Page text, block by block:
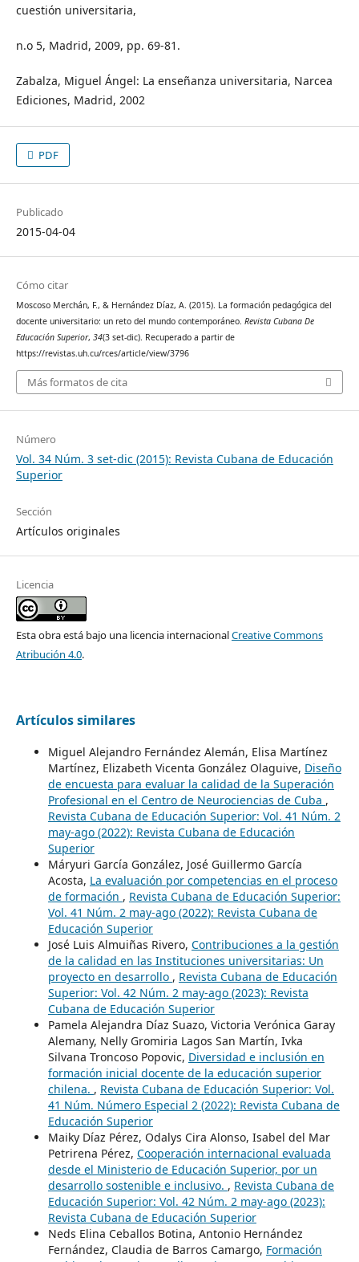
cuestión universitaria,
n.o 5, Madrid, 2009, pp. 69-81.
Zabalza, Miguel Ángel: La enseñanza universitaria, Narcea
Ediciones, Madrid, 2002
PDF
Publicado
2015-04-04
Cómo citar
Moscoso Merchán, F., & Hernández Díaz, A. (2015). La formación pedagógica del
docente universitario: un reto del mundo contemporáneo. Revista Cubana De
Educación Superior, 34(3 set-dic). Recuperado a partir de
https://revistas.uh.cu/rces/article/view/3796
Más formatos de cita
Número
Vol. 34 Núm. 3 set-dic (2015): Revista Cubana de Educación
Superior
Sección
Artículos originales
Licencia
Esta obra está bajo una licencia internacionalCreative Commons
Atribución 4.0.
Artículos similares
Miguel Alejandro Fernández Alemán, Elisa Martínez
Martínez, Elizabeth Vicenta González Olaguive, Diseño
de encuesta para evaluar la calidad de la Superación
Profesional en el Centro de Neurociencias de Cuba ,
Revista Cubana de Educación Superior: Vol. 41 Núm. 2
may-ago (2022): Revista Cubana de Educación
Superior
Máryuri García González, José Guillermo García
Acosta, La evaluación por competencias en el proceso
de formación , Revista Cubana de Educación Superior:
Vol. 41 Núm. 2 may-ago (2022): Revista Cubana de
Educación Superior
José Luis Almuiñas Rivero, Contribuciones a la gestión
de la calidad en las Instituciones universitarias: Un
proyecto en desarrollo , Revista Cubana de Educación
Superior: Vol. 42 Núm. 2 may-ago (2023): Revista
Cubana de Educación Superior
Pamela Alejandra Díaz Suazo, Victoria Verónica Garay
Alemany, Nelly Gromiria Lagos San Martín, Ivka
Silvana Troncoso Popovic, Diversidad e inclusión en
formación inicial docente de la educación superior
chilena. , Revista Cubana de Educación Superior: Vol.
41 Núm. Número Especial 2 (2022): Revista Cubana de
Educación Superior
Maiky Díaz Pérez, Odalys Cira Alonso, Isabel del Mar
Petrirena Pérez, Cooperación internacional evaluada
desde el Ministerio de Educación Superior, por un
desarrollo sostenible e inclusivo. , Revista Cubana de
Educación Superior: Vol. 42 Núm. 2 may-ago (2023):
Revista Cubana de Educación Superior
Neds Elina Ceballos Botina, Antonio Hernández
Fernández, Claudia de Barros Camargo, Formación